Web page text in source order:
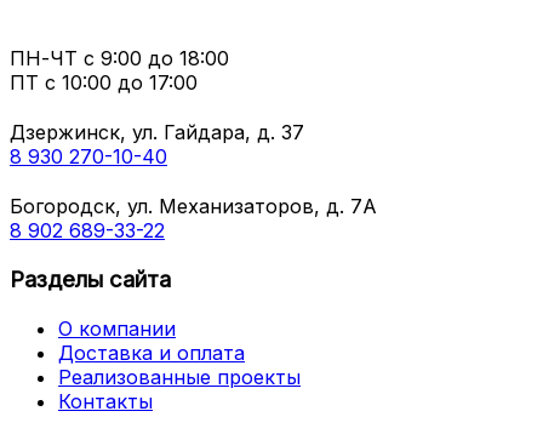
ПН-ЧТ с 9:00 до 18:00
ПТ с 10:00 до 17:00
Дзержинск, ул. Гайдара, д. 37
8 930 270-10-40
Богородск, ул. Механизаторов, д. 7А
8 902 689-33-22
Разделы сайта
О компании
Доставка и оплата
Реализованные проекты
Контакты